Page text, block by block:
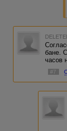
бане.
часов
#7